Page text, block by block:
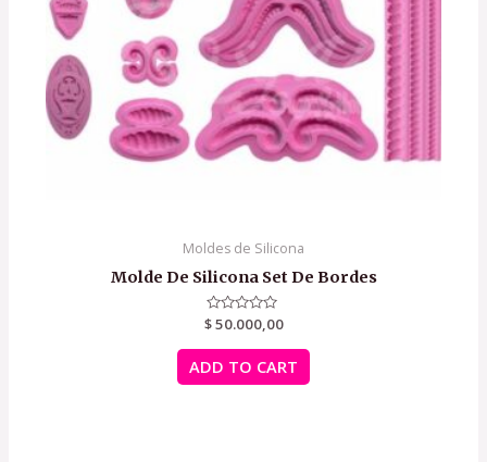
Moldes de Silicona
Molde De Silicona Set De Bordes
Rated
out
of
5
$50.000,00
ADD TO CART